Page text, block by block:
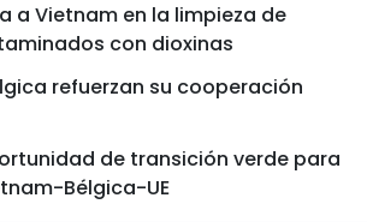
a Vietnam en la limpieza de
con dioxinas
refuerzan su cooperación
de transición verde para
Bélgica-UE